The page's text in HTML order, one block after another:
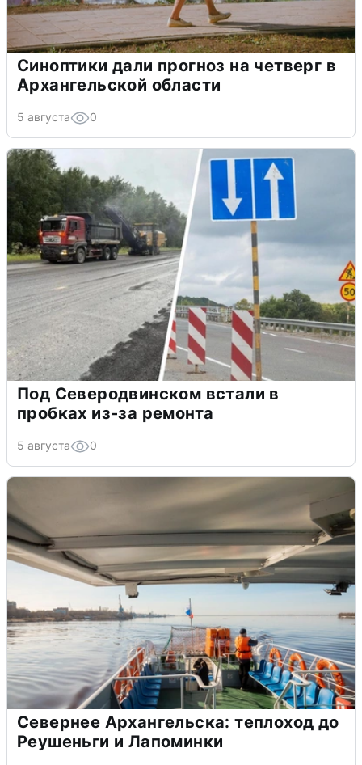
Синоптики дали прогноз на четверг в
Архангельской области
5 августа 0
Под Северодвинском встали в
пробках из-за ремонта
5 августа 0
Севернее Архангельска: теплоход до
Реушеньги и Лапоминки